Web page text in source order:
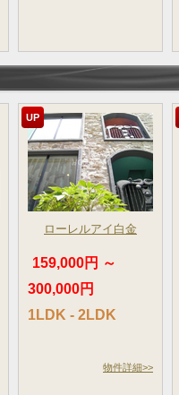
UP
ローレルアイ白金
159,000円 ～
300,000円
1LDK - 2LDK
物件詳細>>